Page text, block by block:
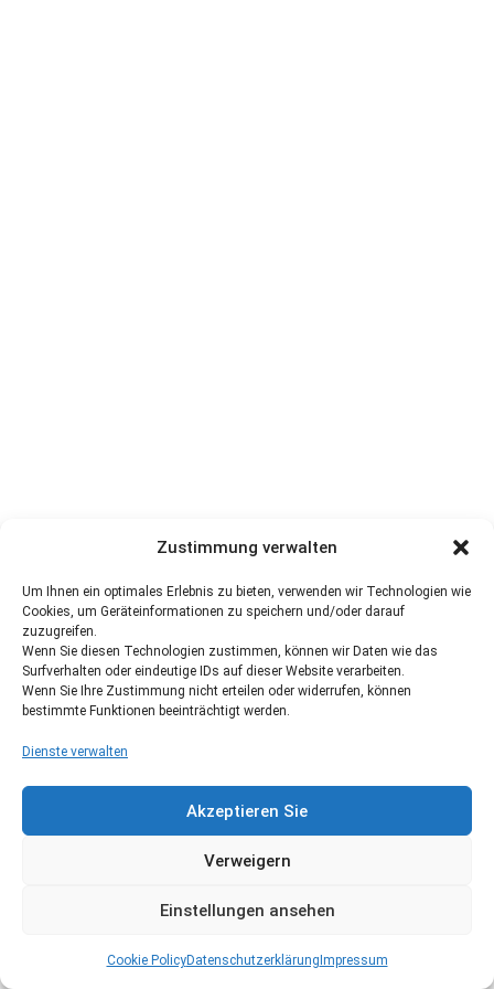
Zustimmung verwalten
Um Ihnen ein optimales Erlebnis zu bieten, verwenden wir Technologien wie
Cookies, um Geräteinformationen zu speichern und/oder darauf
zuzugreifen.
Wenn Sie diesen Technologien zustimmen, können wir Daten wie das
Surfverhalten oder eindeutige IDs auf dieser Website verarbeiten.
Wenn Sie Ihre Zustimmung nicht erteilen oder widerrufen, können
bestimmte Funktionen beeinträchtigt werden.
Dienste verwalten
Akzeptieren Sie
Verweigern
Einstellungen ansehen
Cookie PolicyDatenschutzerklärung Impressum